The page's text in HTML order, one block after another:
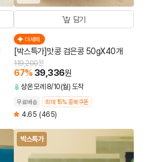
담기
더세페
[박스특가]맛콩 검은콩 50gX40개
119,200원
67% 39,336원
상온모레 8/10(월) 도착
무료배송 최대 15% 중복쿠폰
4.65 (465)
박스특가